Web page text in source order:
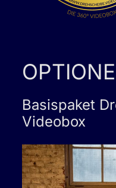
Basispaket
Videobox